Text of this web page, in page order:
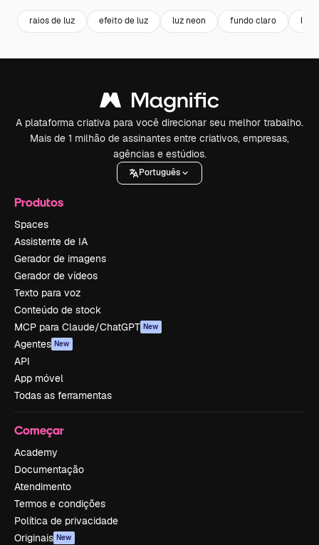
raios de luz efeito de luz luz neon fundo claro
A plataforma criativa para você direcionar seu melhor trabalho.
Mais de 1 milhão de assinantes entre criativos, empresas,
agências e estúdios.
Português
Produtos
Spaces
Assistente de IA
Gerador de imagens
Gerador de vídeos
Texto para voz
Conteúdo de stock
MCP para Claude/ChatGPT New
Agentes New
API
App móvel
Todas as ferramentas
Começar
Academy
Documentação
Atendimento
Termos e condições
Política de privacidade
Originais New